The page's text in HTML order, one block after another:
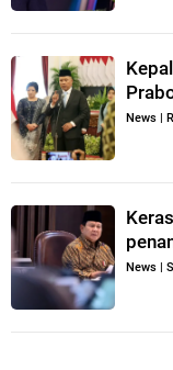
News |
News |